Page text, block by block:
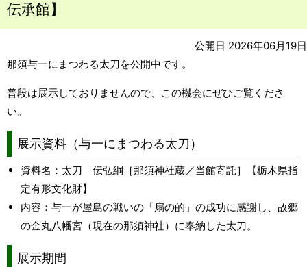
伝承館】
公開日 2026年06月19日
那須与一にまつわる太刀を公開中です。
普段は展示しておりませんので、この機会にぜひご覧くださ
い。
展示資料（与一にまつわる太刀）
資料名：太刀 伝弘綱［那須神社蔵／当館寄託］【栃木県指
定有形文化財】
内容：与一が屋島の戦いの「扇の的」の成功に感謝し、故郷
の金丸八幡宮（現在の那須神社）に奉納した太刀。
展示期間